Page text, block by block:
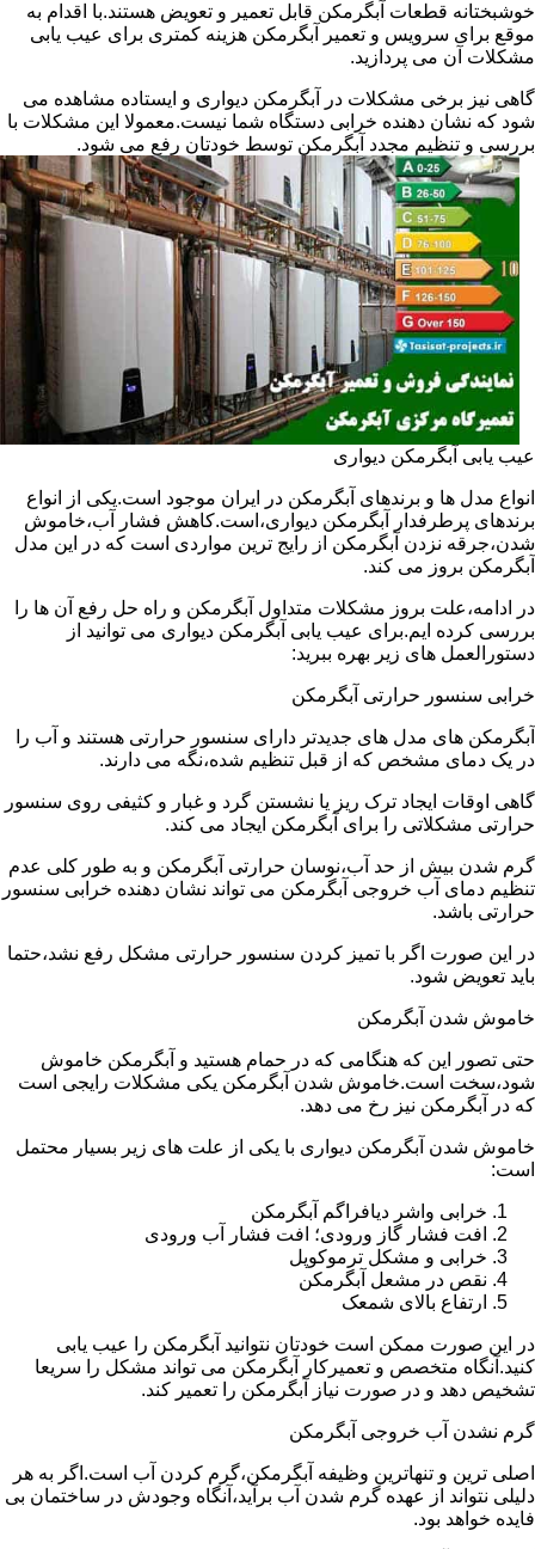
خوشبختانه قطعات آبگرمکن قابل تعمیر و تعویض هستند.با اقدام به
موقع برای سرویس و تعمیر آبگرمکن هزینه کمتری برای عیب یابی
مشکلات آن می پردازید.
گاهی نیز برخی مشکلات در آبگرمکن دیواری و ایستاده مشاهده می
شود که نشان دهنده خرابی دستگاه شما نیست.معمولا این مشکلات با
بررسی و تنظیم مجدد آبگرمکن توسط خودتان رفع می شود.
عیب یابی آبگرمکن دیواری
انواع مدل ها و برندهای آبگرمکن در ایران موجود است.یکی از انواع
برندهای پرطرفدار آبگرمکن دیواری،است.کاهش فشار آب،خاموش
شدن،جرقه نزدن آبگرمکن از رایج ترین مواردی است که در این مدل
آبگرمکن بروز می کند.
در ادامه،علت بروز مشکلات متداول آبگرمکن و راه حل رفع آن ها را
بررسی کرده ایم.برای عیب یابی آبگرمکن دیواری می توانید از
دستورالعمل های زیر بهره ببرید:
خرابی سنسور حرارتی آبگرمکن
آبگرمکن های مدل های جدیدتر دارای سنسور حرارتی هستند و آب را
در یک دمای مشخص که از قبل تنظیم شده،نگه می دارند.
گاهی اوقات ایجاد ترک ریز یا نشستن گرد و غبار و کثیفی روی سنسور
حرارتی مشکلاتی را برای آبگرمکن ایجاد می کند.
گرم شدن بیش از حد آب،نوسان حرارتی آبگرمکن و به طور کلی عدم
تنظیم دمای آب خروجی آبگرمکن می تواند نشان دهنده خرابی سنسور
حرارتی باشد.
در این صورت اگر با تمیز کردن سنسور حرارتی مشکل رفع نشد،حتما
باید تعویض شود.
خاموش شدن آبگرمکن
حتی تصور این که هنگامی که در حمام هستید و آبگرمکن خاموش
شود،سخت است.خاموش شدن آبگرمکن یکی مشکلات رایجی است
که در آبگرمکن نیز رخ می دهد.
خاموش شدن آبگرمکن دیواری با یکی از علت های زیر بسیار محتمل
است:
خرابی واشر دیافراگم آبگرمکن
افت فشار گاز ورودی؛ افت فشار آب ورودی
خرابی و مشکل ترموکوپل
نقص در مشعل آبگرمکن
ارتفاع بالای شمعک
در این صورت ممکن است خودتان نتوانید آبگرمکن را عیب یابی
کنید.آنگاه متخصص و تعمیرکار آبگرمکن می تواند مشکل را سریعا
تشخیص دهد و در صورت نیاز آبگرمکن را تعمیر کند.
گرم نشدن آب خروجی آبگرمکن
اصلی ترین و تنهاترین وظیفه آبگرمکن،گرم کردن آب است.اگر به هر
دلیلی نتواند از عهده گرم شدن آب برآید،آنگاه وجودش در ساختمان بی
فایده خواهد بود.